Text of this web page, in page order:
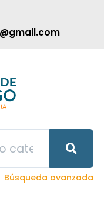
Búsqueda avanzada